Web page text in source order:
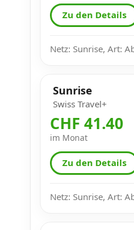
Zu den Details
Netz: Sunrise, Art:
Sunrise
Swiss Travel+
CHF 41.40
im Monat
Zu den Details
Netz: Sunrise, Art: